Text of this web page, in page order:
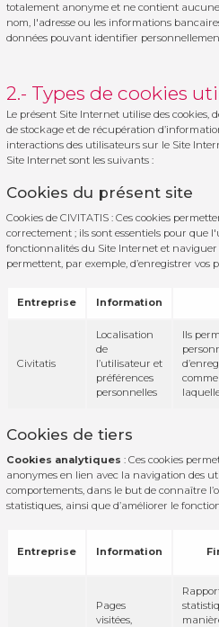
totalement anonyme et ne contient
nom, l'adresse ou les informations
données pouvant identifier
2.- Types de cookies
Le présent Site Internet utilise des cookies,
de stockage et de récupération
interactions des utilisateurs sur le Site
Site Internet sont les suivants :
Cookies du présent site
Cookies de CIVITATIS : Ces cookies
correctement ; ils sont essentiels pour que
fonctionnalités du Site Internet et naviguer
permettent, par exemple, d’enregistrer vos
Entreprise Information
Civitatis
Localisation
de
l’utilisateur et
préférences
personnelles
Ils
Cookies de tiers
Cookies analytiques : Ces cookies
anonymes en lien avec la navigation des
comportements, dans le but de connaître
statistiques, ainsi que d’améliorer le
Entreprise Information
Pages
visitées,